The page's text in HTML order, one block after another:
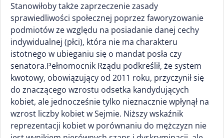
Stanowiłoby także zaprzeczenie zasady
sprawiedliwości społecznej poprzez faworyzowanie
podmiotów ze względu na posiadanie danej cechy
indywidualnej (płci), która nie ma charakteru
istotnego w ubieganiu się o mandat posła czy
senatora.Pełnomocnik Rządu podkreślił, że system
kwotowy, obowiązujący od 2011 roku, przyczynił się
do znaczącego wzrostu odsetka kandydujących
kobiet, ale jednocześnie tylko nieznacznie wpłynął na
wzrost liczby kobiet w Sejmie. Niższy wskaźnik
reprezentacji kobiet w porównaniu do mężczyzn nie